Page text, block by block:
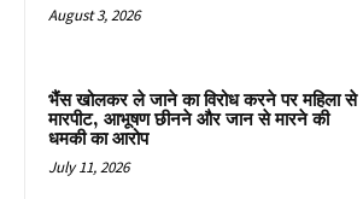
August 3, 2026
भैंस खोलकर ले जाने का विरोध करने पर महिला से
मारपीट, आभूषण छीनने और जान से मारने की
धमकी का आरोप
July 11, 2026